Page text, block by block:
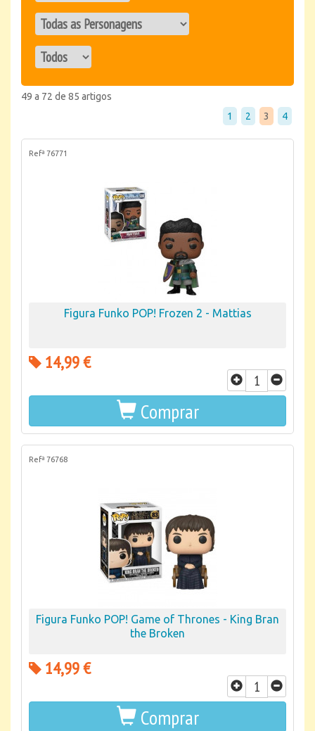
49 a 72 de 85 artigos
1
2 3 4
Refª 76771
Figura Funko POP! Frozen 2 - Mattias
14,99 €
Comprar
Refª 76768
Figura Funko POP! Game of Thrones - King Bran
the Broken
14,99 €
Comprar